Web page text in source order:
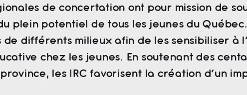
de concertation ont pour mission de
plein potentiel de tous les jeunes du
de différents milieux afin de les sensibiliser
chez les jeunes. En soutenant des
les IRC favorisent la création d’un